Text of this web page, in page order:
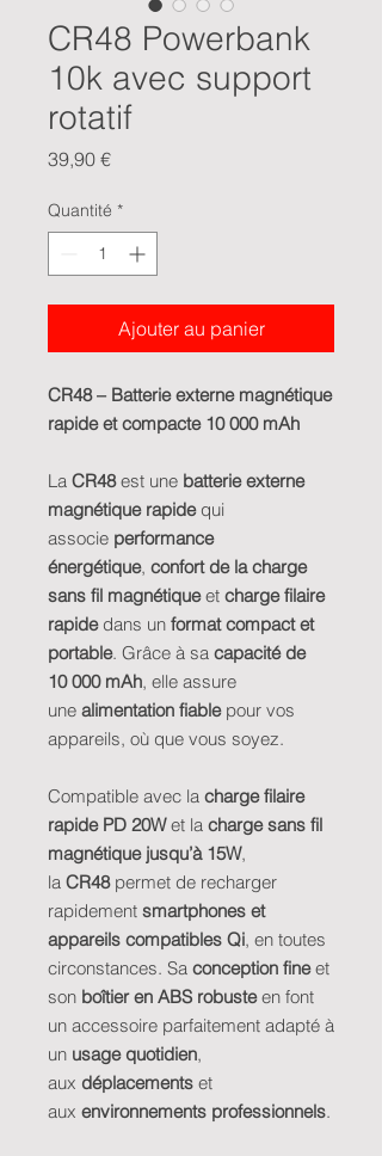
CR48 Powerbank
10k avec support
rotatif
39,90 €Prix
Quantité *
Ajouter au panier
CR48 – Batterie externe magnétique
rapide et compacte 10 000 mAh
La CR48est une batterie externe
magnétique rapidequi
associe performance
énergétique, confort de la charge
sans fil magnétiqueet charge filaire
rapidedans un format compact et
portable. Grâce à sa capacité de
10 000 mAh, elle assure
une alimentation fiablepour vos
appareils, où que vous soyez.
Compatible avec la charge filaire
rapide PD 20Wet la charge sans fil
magnétique jusqu’à 15W,
la CR48permet de recharger
rapidement smartphones et
appareils compatibles Qi, en toutes
circonstances. Sa conception fineet
son boîtier en ABS robusteen font
un accessoire parfaitement adapté à
un usage quotidien,
aux déplacements et
aux environnements professionnels.